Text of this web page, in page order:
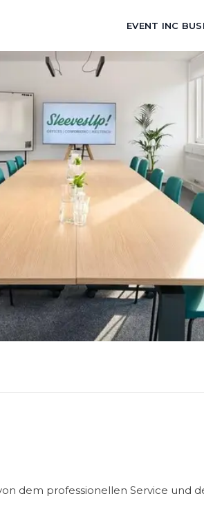
EVENT INC
dem professionellen Service und